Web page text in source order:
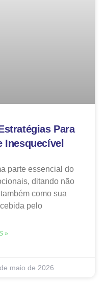
Para
Inesquecível
parte essencial do
ditando não
como sua
pelo
»
maio de 2026